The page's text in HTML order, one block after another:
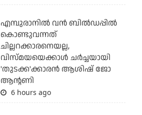
എമ്പുരാനില്‍ വന്‍ ബില്‍ഡപ്പില്‍
കൊണ്ടുവന്നത്
ചില്ലറക്കാരനെയല്ല,
വിസ്മയയെക്കാള്‍ ചര്‍ച്ചയായി
'തുടക്ക'ക്കാരന്‍ ആശിഷ് ജോ
ആന്റണി
6 hours ago